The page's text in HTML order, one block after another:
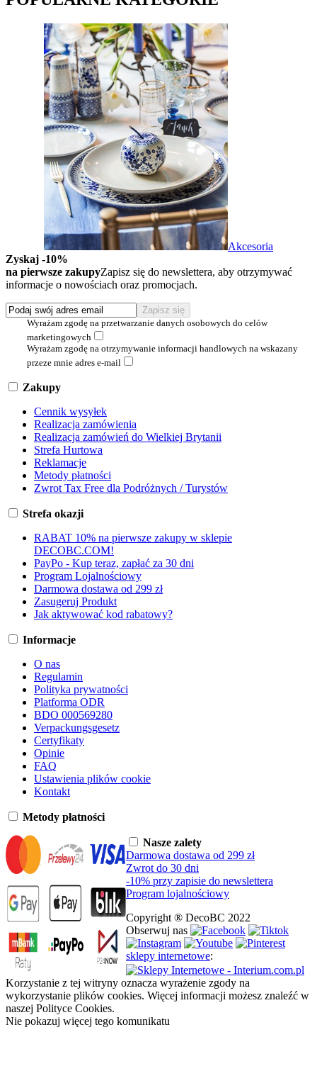
Akcesoria
Zyskaj -10%
na pierwsze zakupyZapisz się do newslettera, aby otrzymywać
informacje o nowościach oraz promocjach.
Wyrażam zgodę na przetwarzanie danych osobowych do celów
marketingowych
Wyrażam zgodę na otrzymywanie informacji handlowych na wskazany
przeze mnie adres e-mail
Zakupy
Cennik wysyłek
Realizacja zamówienia
Realizacja zamówień do Wielkiej Brytanii
Strefa Hurtowa
Reklamacje
Metody płatności
Zwrot Tax Free dla Podróżnych / Turystów
Strefa okazji
RABAT 10% na pierwsze zakupy w sklepie
DECOBC.COM!
PayPo - Kup teraz, zapłać za 30 dni
Program Lojalnościowy
Darmowa dostawa od 299 zł
Zasugeruj Produkt
Jak aktywować kod rabatowy?
Informacje
O nas
Regulamin
Polityka prywatności
Platforma ODR
BDO 000569280
Verpackungsgesetz
Certyfikaty
Opinie
FAQ
Ustawienia plików cookie
Kontakt
Metody płatności
Nasze zalety
Darmowa dostawa od 299 zł
Zwrot do 30 dni
-10% przy zapisie do newslettera
Program lojalnościowy
Copyright ® DecoBC 2022
Obserwuj nas
sklepy internetowe:
Korzystanie z tej witryny oznacza wyrażenie zgody na
wykorzystanie plików cookies. Więcej informacji możesz znaleźć w
naszej Polityce Cookies.
Nie pokazuj więcej tego komunikatu